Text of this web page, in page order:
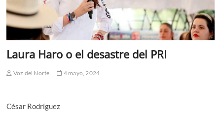
Laura Haro o el desastre del PRI
Voz del Norte 4 mayo, 2024
César Rodríguez